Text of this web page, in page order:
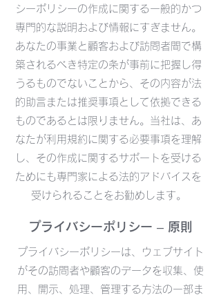
シーポリシーの作成に関する一般的かつ
専門的な説明および情報にすぎません。
あなたの事業と顧客および訪問者間で構
築されるべき特定の条が事前に把握し得
うるものでないことから、その内容が法
的助言または推奨事項として依拠できる
ものであるとは限りません。当社は、あ
なたが利用規約に関する必要事項を理解
し、その作成に関するサポートを受ける
ためにも専門家による法的アドバイスを
受けられることをお勧めします。
プライバシーポリシー – 原則
プライバシーポリシーは、ウェブサイト
がその訪問者や顧客のデータを収集、使
用、開示、処理、管理する方法の一部ま